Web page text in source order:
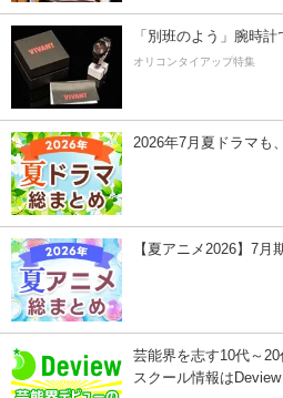
「別班のよう」腕時
オリコンタイアップ特集
2026年7月夏ドラマも
【夏アニメ2026】7月
芸能界を志す10代～
スクール情報はDeview